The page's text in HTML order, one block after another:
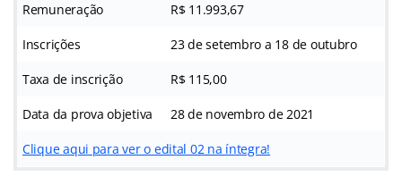
Remuneração R$ 11.993,67
Inscrições 23 de setembro a 18 de outubro
Taxa de inscrição R$ 115,00
Data da prova objetiva 28 de novembro de 2021
Clique aqui para ver o edital 02 na íntegra!